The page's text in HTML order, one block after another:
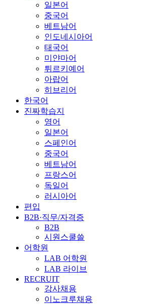
일본어
중국어
베트남어
인도네시아어
태국어
미얀마어
튀르키예어
아랍어
히브리어
한국어
진짜학습지
영어
일본어
스페인어
중국어
베트남어
프랑스어
독일어
러시아어
편입
B2B·직무/자격증
B2B
시원스쿨쓸
어학원
LAB 어학원
LAB 라이브
RECRUIT
강사채용
이노크루채용